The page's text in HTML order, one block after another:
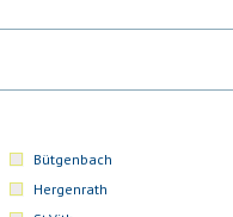
Bütgenbach
Hergenrath